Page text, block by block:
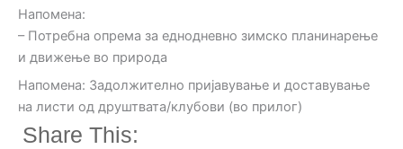
Напомена:
– Потребна опрема за еднодневно зимско планинарење
и движење во природа
Напомена: Задолжително пријавување и доставување
на листи од друштвата/клубови (во прилог)
Share This: